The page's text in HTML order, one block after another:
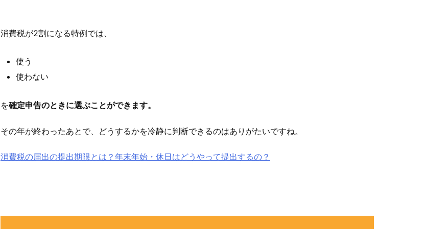
消費税が2割になる特例では、
使う
使わない
を確定申告のときに選ぶことができます。
その年が終わったあとで、どうするかを冷静に判断できるのはありがたいですね。
消費税の届出の提出期限とは？年末年始・休日はどうやって提出するの？